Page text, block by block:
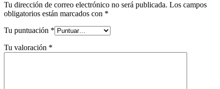
Tu dirección de correo electrónico no será publicada. Los campos
obligatorios están marcados con *
Tu puntuación *
Tu valoración *